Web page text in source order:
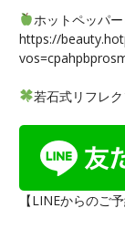
ホットペッパ
https://
若石式リフレ
【LINEからのご